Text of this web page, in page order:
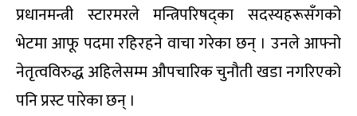
प्रधानमन्त्री स्टारमरले मन्त्रिपरिषद्का सदस्यहरूसँगको
भेटमा आफू पदमा रहिरहने वाचा गरेका छन् । उनले आफ्नो
नेतृत्वविरुद्ध अहिलेसम्म औपचारिक चुनौती खडा नगरिएको
पनि प्रस्ट पारेका छन् ।